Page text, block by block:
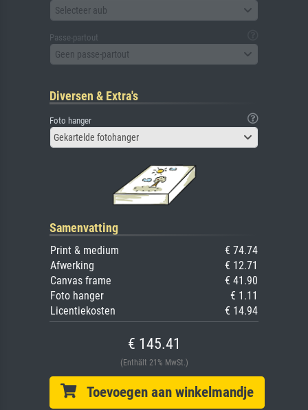
Selecteer aub
Passe-partout
Geen passe-partout
Diversen & Extra's
Foto hanger
Gekartelde fotohanger
Samenvatting
Print & medium
€ 74.74
Afwerking
€ 12.71
Canvas frame
€ 41.90
Foto hanger
€ 1.11
Licentiekosten
€ 14.94
€ 145.41
(Enthält 21% MwSt.)
Toevoegen aan winkelmandje